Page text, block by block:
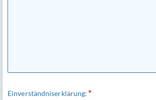
Einverständniserklärung: